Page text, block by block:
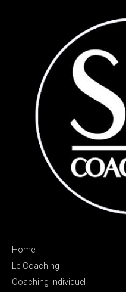
Home
Le Coaching
Coaching Individuel